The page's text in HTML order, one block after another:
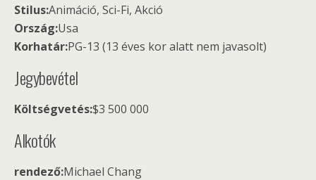
Stilus:Animáció, Sci-Fi, Akció
Ország:Usa
Korhatár:PG-13 (13 éves kor alatt nem javasolt)
Jegybevétel
Költségvetés:$3 500 000
Alkotók
rendező:Michael Chang